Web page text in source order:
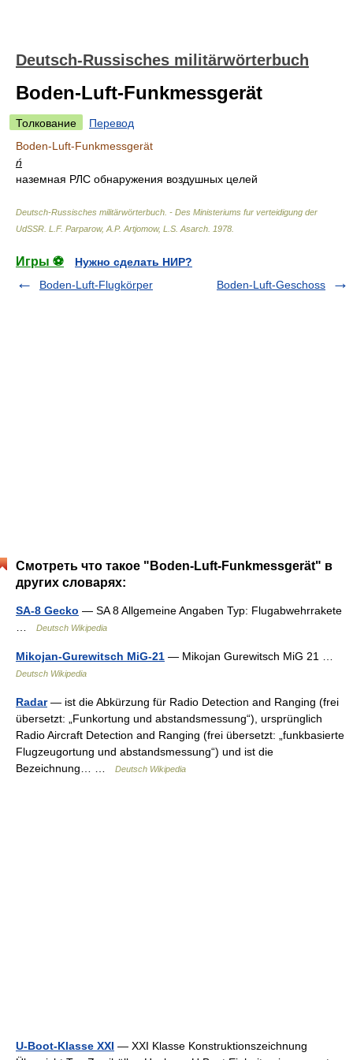
Deutsch-Russisches militärwörterbuch
Boden-Luft-Funkmessgerät
Толкование
Перевод
Boden-Luft-Funkmessgerät
ń
наземная РЛС обнаружения воздушных целей
Deutsch-Russisches militärwörterbuch. - Des Ministeriums fur verteidigung der
UdSSR L.F. Parparow, A.P. Artjomow, L.S. Asarch 1978
Игры ⚽
Нужно сделать НИР?
Boden-Luft-Flugkörper
Boden-Luft-Geschoss
Смотреть что такое "Boden-Luft-Funkmessgerät" в
других словарях:
SA-8 Gecko — SA 8 Allgemeine Angaben Typ: Flugabwehrrakete
Deutsch Wikipedia
Mikojan-Gurewitsch MiG-21 — Mikojan Gurewitsch MiG 21 …
Deutsch Wikipedia
Radar— ist die Abkürzung für Radio Detection and Ranging (frei
übersetzt: „Funkortung und abstandsmessung“), ursprünglich
Radio Aircraft Detection and Ranging (frei übersetzt: „funkbasierte
Flugzeugortung und abstandsmessung“) und ist die
Bezeichnung… …
Deutsch Wikipedia
U-Boot-Klasse XXI — XXI Klasse Konstruktionszeichnung